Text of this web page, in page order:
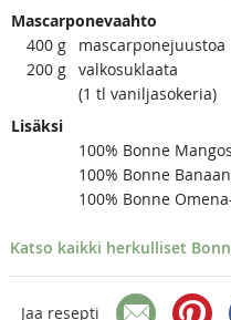
Mascarponevaahto
400 g
mascarponejuustoa
200 g valkosuklaata
(1 tl vaniljasokeria)
Lisäksi
100% Bonne
100% Bonne
100% Bonne
Katso kaikki herkulliset
Jaa resepti